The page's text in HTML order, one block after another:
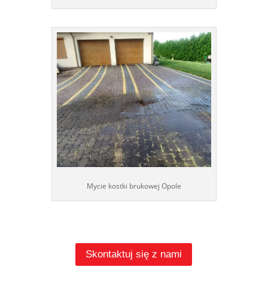
Mycie kostki brukowej Opole
Skontaktuj się z nami